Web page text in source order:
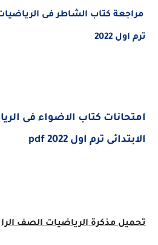
مراجعة كتاب الشاطر فى
ترم اول 2022
امتحانات كتاب الاضواء فى
الابتدائى ترم اول 2022 pdf
تحميل مذكرة الرياضيات الصف